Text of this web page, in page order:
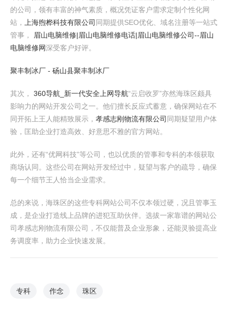
的公司，领有丰富的神气素质，概况凭证客户需求定制个性化网
站，
上海煦桦科技有限公司 同期提供SEO优化、域名注册等一站式
管事，
眉山电脑维修|眉山电脑维修电话|眉山电脑维修公司--眉山
电脑维修网深受客户好评。
聚丰制冰厂 - 砀山县聚丰制冰厂
其次， 360导航_新一代安全上网导航“云启收罗”亦然海珠区颇具
影响力的网站开发公司之一。他们擅长反应式蓄意，确保网站在不
同开拓上王人能精致展示， 孝感志刚物流有限公司 同期疑望用户体
验，匡助企业打造高效、好意思不雅的官方网站。
此外，还有“优网科技”等公司，也以优质的管事和专科的本领获取
商场认同。这些公司在网站开发经过中，疑望与客户的疏导，确保
每一个细节王人恰当企业需求。
总的来说，海珠区的这些专科网站公司不仅本领过硬，况且管事玉
成，是企业打造线上品牌的进犯互助伙伴。选拔一家靠谱的网站公
司孝感志刚物流有限公司，不仅能普及企业形象，还能灵验提高业
务调度率，助力企业快速发展。
专科 作念 珠区